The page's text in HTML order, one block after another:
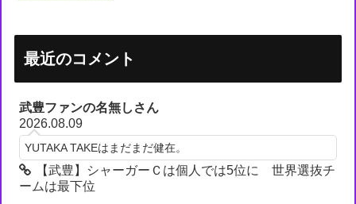
最近のコメント
武豊ファンの名無しさん
2026.08.09
YUTAKA TAKEはまだまだ健在。
【武豊】シャーガーＣは個人では5位に 世界選抜チ
ームは最下位